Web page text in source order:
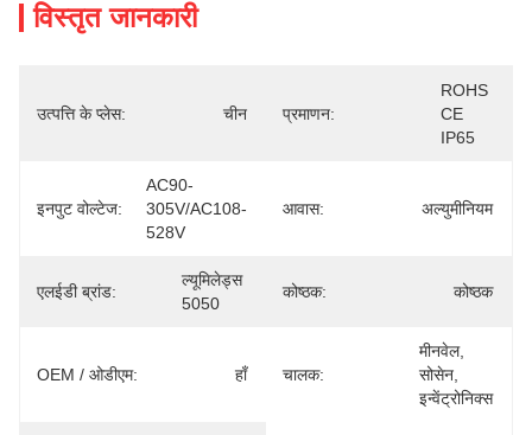
विस्तृत जानकारी
उत्पत्ति के प्लेस: चीन प्रमाणन:
ROHS
CE
IP65
इनपुट वोल्टेज:
AC90-
305V/AC108-
528V
आवास: अल्युमीनियम
एलईडी ब्रांड:
ल्यूमिलेड्स
5050
कोष्ठक: कोष्ठक
OEM / ओडीएम: हाँ चालक:
मीनवेल,
सोसेन,
इन्वेंट्रोनिक्स